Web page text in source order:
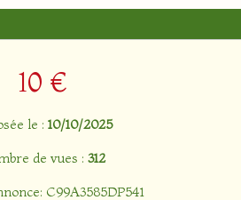
10 €
le : 10/10/2025
de vues : 312
C99A3585DP541